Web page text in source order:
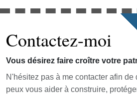
Contactez-moi
Vous désirez faire croître votre
N'hésitez pas à me contacter afin de
peux vous aider à construire,